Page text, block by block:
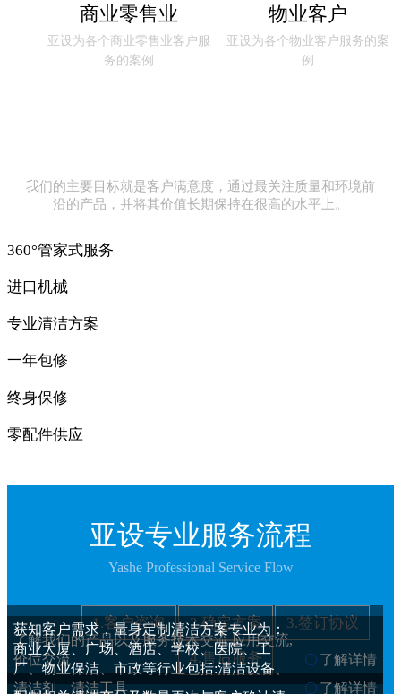
商业零售业
亚设为各个商业零售业客户服
务的案例
物业客户
亚设为各个物业客户服务的案
例
我们的主要目标就是客户满意度，通过最关注质量和环境前
沿的产品，并将其价值长期保持在很高的水平上。
360°管家式服务
进口机械
专业清洁方案
一年包修
终身保修
零配件供应
亚设专业服务流程
Yashe Professional Service Flow
1.客户咨询 2.确定方案 3.签订协议
4.售后服务
了解我们的产品以及服务技术交流,应用交流,
价位交流
了解详情
获知客户需求，量身定制清洁方案专业为：
商业大厦、广场、酒店、学校、医院、工
厂、物业保洁、市政等行业包括:清洁设备、
清洁剂、清洁工具
了解详情